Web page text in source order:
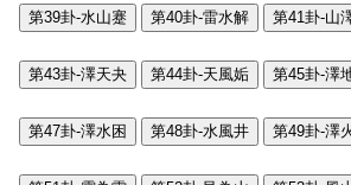
第39卦-水山蹇 第40卦-雷水解 第41卦-山
第43卦-澤天夬 第44卦-天風姤 第45卦-澤
第47卦-澤水困 第48卦-水風井 第49卦-澤